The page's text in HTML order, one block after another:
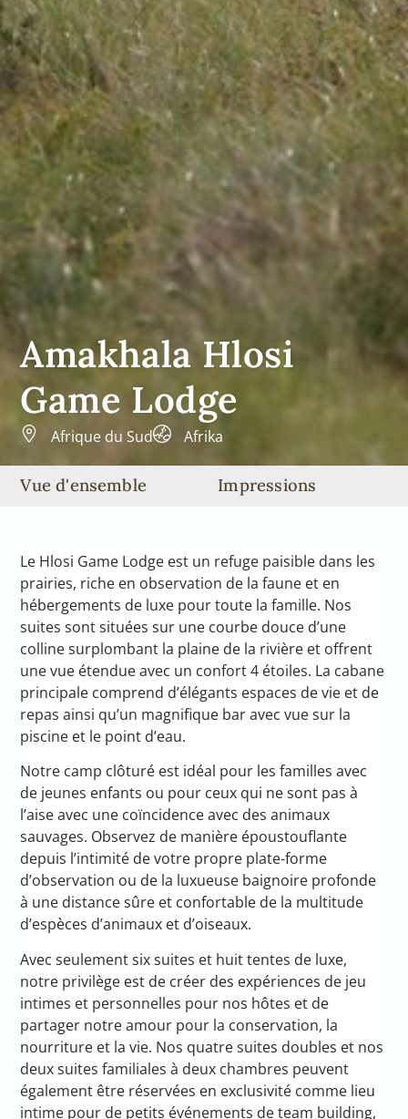
Amakhala Hlosi
Game Lodge
Afrique du Sud Afrika
Vue d'ensemble Impressions
Le Hlosi Game Lodge est un refuge paisible dans les
prairies, riche en observation de la faune et en
hébergements de luxe pour toute la famille. Nos
suites sont situées sur une courbe douce d’une
colline surplombant la plaine de la rivière et offrent
une vue étendue avec un confort 4 étoiles. La cabane
principale comprend d’élégants espaces de vie et de
repas ainsi qu’un magnifique bar avec vue sur la
piscine et le point d’eau.
Notre camp clôturé est idéal pour les familles avec
de jeunes enfants ou pour ceux qui ne sont pas à
l’aise avec une coïncidence avec des animaux
sauvages. Observez de manière époustouflante
depuis l’intimité de votre propre plate-forme
d’observation ou de la luxueuse baignoire profonde
à une distance sûre et confortable de la multitude
d’espèces d’animaux et d’oiseaux.
Avec seulement six suites et huit tentes de luxe,
notre privilège est de créer des expériences de jeu
intimes et personnelles pour nos hôtes et de
partager notre amour pour la conservation, la
nourriture et la vie. Nos quatre suites doubles et nos
deux suites familiales à deux chambres peuvent
également être réservées en exclusivité comme lieu
intime pour de petits événements de team building,